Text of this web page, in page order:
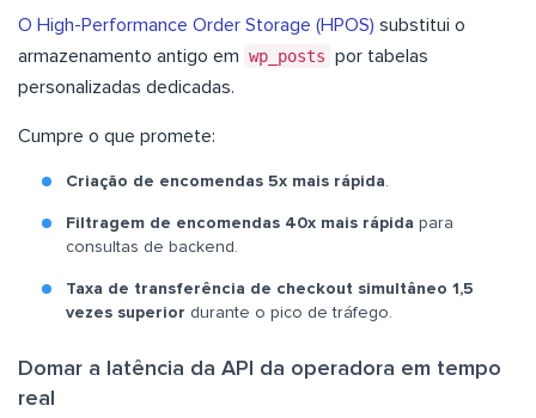
O High-Performance Order Storage (HPOS) substitui o
armazenamento antigo em wp_posts por tabelas
personalizadas dedicadas.
Cumpre o que promete:
Criação de encomendas 5x mais rápida.
Filtragem de encomendas 40x mais rápida para
consultas de backend.
Taxa de transferência de checkout simultâneo 1,5
vezes superior durante o pico de tráfego.
Domar a latência da API da operadora em tempo
real